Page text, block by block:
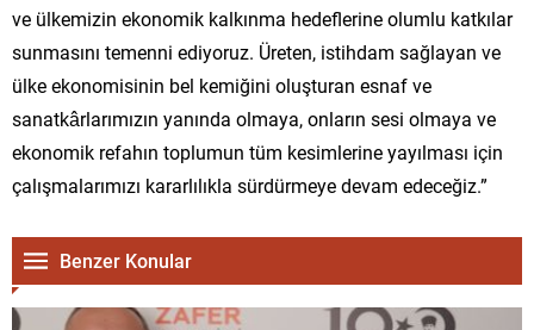
ve ülkemizin ekonomik kalkınma hedeflerine olumlu katkılar
sunmasını temenni ediyoruz. Üreten, istihdam sağlayan ve
ülke ekonomisinin bel kemiğini oluşturan esnaf ve
sanatkârlarımızın yanında olmaya, onların sesi olmaya ve
ekonomik refahın toplumun tüm kesimlerine yayılması için
çalışmalarımızı kararlılıkla sürdürmeye devam edeceğiz.”
Benzer Konular